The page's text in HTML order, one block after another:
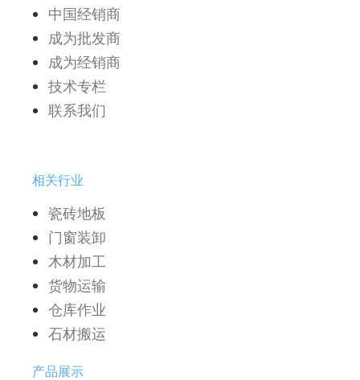
中国经销商
成为批发商
成为经销商
技术专栏
联系我们
相关行业
瓷砖地板
门窗装卸
木材加工
货物运输
仓库作业
石材搬运
产品展示